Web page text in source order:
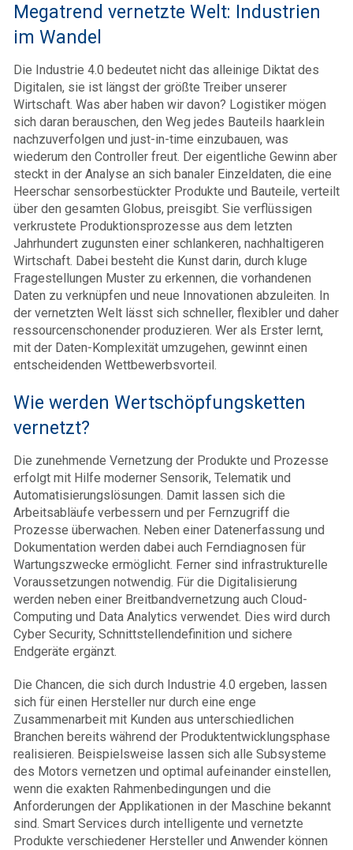
Megatrend vernetzte Welt: Industrien
im Wandel
Die Industrie 4.0 bedeutet nicht das alleinige Diktat des
Digitalen, sie ist längst der größte Treiber unserer
Wirtschaft. Was aber haben wir davon? Logistiker mögen
sich daran berauschen, den Weg jedes Bauteils haarklein
nachzuverfolgen und just-in-time einzubauen, was
wiederum den Controller freut. Der eigentliche Gewinn aber
steckt in der Analyse an sich banaler Einzeldaten, die eine
Heerschar sensorbestückter Produkte und Bauteile, verteilt
über den gesamten Globus, preisgibt. Sie verflüssigen
verkrustete Produktionsprozesse aus dem letzten
Jahrhundert zugunsten einer schlankeren, nachhaltigeren
Wirtschaft. Dabei besteht die Kunst darin, durch kluge
Fragestellungen Muster zu erkennen, die vorhandenen
Daten zu verknüpfen und neue Innovationen abzuleiten. In
der vernetzten Welt lässt sich schneller, flexibler und daher
ressourcenschonender produzieren. Wer als Erster lernt,
mit der Daten-Komplexität umzugehen, gewinnt einen
entscheidenden Wettbewerbsvorteil.
Wie werden Wertschöpfungsketten
vernetzt?
Die zunehmende Vernetzung der Produkte und Prozesse
erfolgt mit Hilfe moderner Sensorik, Telematik und
Automatisierungslösungen. Damit lassen sich die
Arbeitsabläufe verbessern und per Fernzugriff die
Prozesse überwachen. Neben einer Datenerfassung und
Dokumentation werden dabei auch Ferndiagnosen für
Wartungszwecke ermöglicht. Ferner sind infrastrukturelle
Voraussetzungen notwendig. Für die Digitalisierung
werden neben einer Breitbandvernetzung auch Cloud-
Computing und Data Analytics verwendet. Dies wird durch
Cyber Security, Schnittstellendefinition und sichere
Endgeräte ergänzt.
Die Chancen, die sich durch Industrie 4.0 ergeben, lassen
sich für einen Hersteller nur durch eine enge
Zusammenarbeit mit Kunden aus unterschiedlichen
Branchen bereits während der Produktentwicklungsphase
realisieren. Beispielsweise lassen sich alle Subsysteme
des Motors vernetzen und optimal aufeinander einstellen,
wenn die exakten Rahmenbedingungen und die
Anforderungen der Applikationen in der Maschine bekannt
sind. Smart Services durch intelligente und vernetzte
Produkte verschiedener Hersteller und Anwender können